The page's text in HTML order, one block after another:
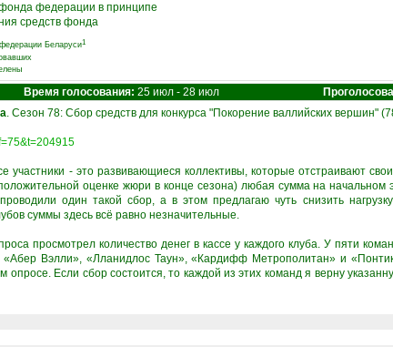
федерации в принципе
средств фонда
Беларуси1
Время голосования: 25 июл - 28 июл
. Сезон 78: Сбор средств для конкурса "Покорение валлийских вершин"
участники - это развивающиеся коллективы, которые отстраивают
оценке жюри в конце сезона) любая сумма на начальном
один такой сбор, а в этом предлагаю чуть снизить
суммы здесь всё равно незначительные.
просмотрел количество денег в кассе у каждого клуба. У пяти
Вэлли», «Лланидлос Таун», «Кардифф Метрополитан» и
опросе. Если сбор состоится, то каждой из этих команд я верну